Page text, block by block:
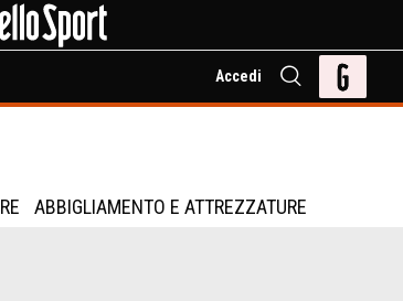
Accedi
ABBIGLIAMENTO E ATTREZZATURE